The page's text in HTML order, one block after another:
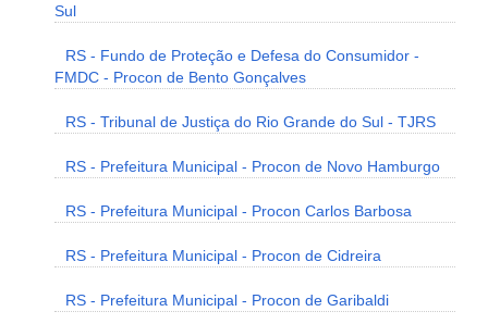
Sul
RS - Fundo de Proteção e Defesa do Consumidor -
FMDC - Procon de Bento Gonçalves
RS - Tribunal de Justiça do Rio Grande do Sul - TJRS
RS - Prefeitura Municipal - Procon de Novo Hamburgo
RS - Prefeitura Municipal - Procon Carlos Barbosa
RS - Prefeitura Municipal - Procon de Cidreira
RS - Prefeitura Municipal - Procon de Garibaldi